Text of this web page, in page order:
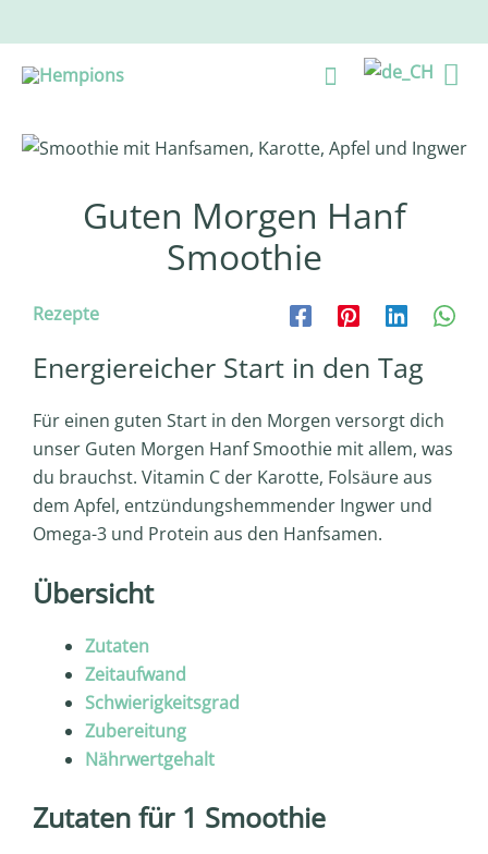
Inhalt
springen
Suche
Guten Morgen Hanf
Smoothie
Rezepte
Energiereicher Start in den Tag
Für einen guten Start in den Morgen versorgt dich
unser Guten Morgen Hanf Smoothie mit allem, was
du brauchst. Vitamin C der Karotte, Folsäure aus
dem Apfel, entzündungshemmender Ingwer und
Omega-3 und Protein aus den Hanfsamen.
Übersicht
Zutaten
Zeitaufwand
Schwierigkeitsgrad
Zubereitung
Nährwertgehalt
Zutaten für 1 Smoothie